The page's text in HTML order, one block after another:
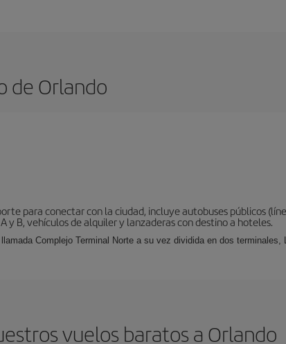
de Orlando
para conectar con la ciudad, incluye autobuses públicos
B, vehículos de alquiler y lanzaderas con destino a hoteles.
Complejo Terminal Norte a su vez dividida en dos terminales,
vuelos baratos a Orlando